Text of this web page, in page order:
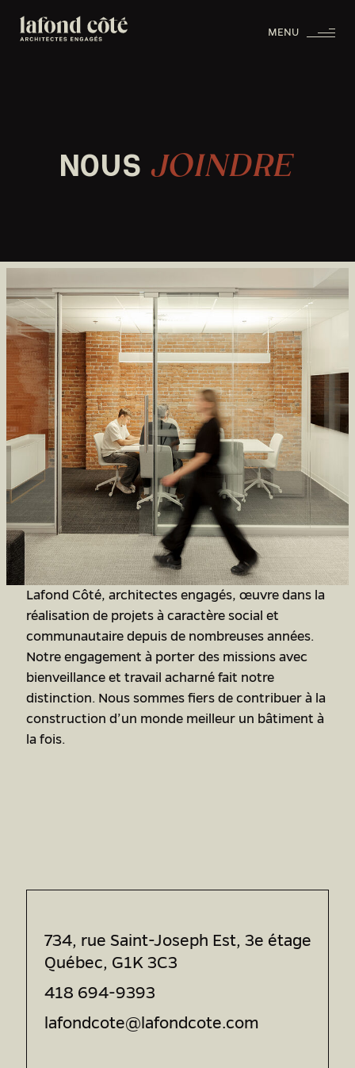
MENU
NOUSJOINDRE
Lafond Côté, architectes engagés, œuvre dans la
réalisation de projets à caractère social et
communautaire depuis de nombreuses années.
Notre engagement à porter des missions avec
bienveillance et travail acharné fait notre
distinction. Nous sommes fiers de contribuer à la
construction d’un monde meilleur un bâtiment à
la fois.
734, rue Saint-Joseph Est, 3e étage
Québec, G1K 3C3
418 694-9393
lafondcote@lafondcote.com